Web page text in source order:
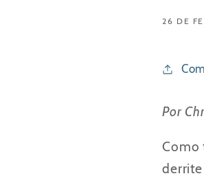
26 DE
Por
Como